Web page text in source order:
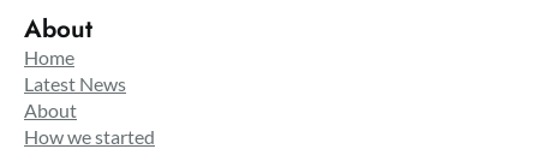
About
Home
Latest News
About
How we started